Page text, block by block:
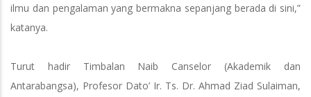
ilmu dan pengalaman yang bermakna sepanjang berada di sini,”
katanya.
Turut hadir Timbalan Naib Canselor (Akademik dan
Antarabangsa), Profesor Dato’ Ir. Ts. Dr. Ahmad Ziad Sulaiman,